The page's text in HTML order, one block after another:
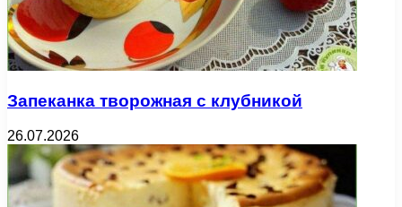
Запеканка творожная с клубникой
26.07.2026